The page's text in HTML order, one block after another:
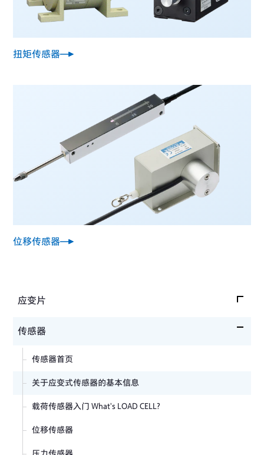
扭矩传感器
位移传感器
应变片
应变片首页
传感器
传感器首页
关于应变式传感器的基本信息
载荷传感器入门 What's LOAD CELL?
位移传感器